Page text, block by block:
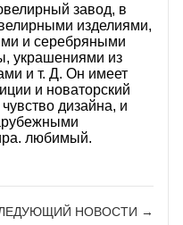
завод, в
изделиями,
и серебряными
украшениями из
и т. Д. Он имеет
и новаторский
дизайна, и
любимый.
HОВОСТИ →